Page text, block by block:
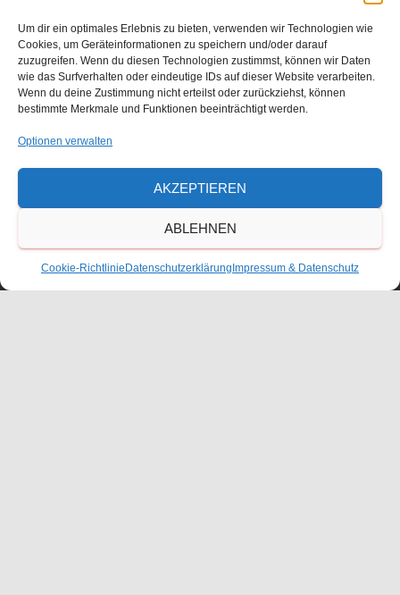
Um dir ein optimales Erlebnis zu bieten, verwenden wir Technologien wie
Cookies, um Geräteinformationen zu speichern und/oder darauf
zuzugreifen. Wenn du diesen Technologien zustimmst, können wir Daten
wie das Surfverhalten oder eindeutige IDs auf dieser Website verarbeiten.
Wenn du deine Zustimmung nicht erteilst oder zurückziehst, können
bestimmte Merkmale und Funktionen beeinträchtigt werden.
Optionen verwalten
AKZEPTIEREN
ABLEHNEN
Cookie-Richtlinie Datenschutzerklärung Impressum & Datenschutz
Waldorfschulverein Frankenthal-Pfalz e.V.
Julius-Bettinger-Str. 1
Tel. 06233/60052-0